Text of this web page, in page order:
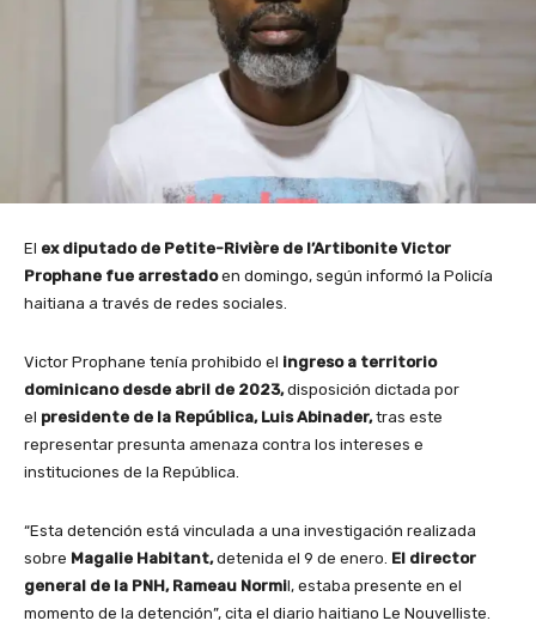
El ex diputado de Petite-Rivière de l’Artibonite Victor
Prophane fue arrestadoen domingo, según informó la Policía
haitiana a través de redes sociales.
Victor Prophane tenía prohibido el ingreso a territorio
dominicano desde abril de 2023,disposición dictada por
el presidente de la República, Luis Abinader,tras este
representar presunta amenaza contra los intereses e
instituciones de la República.
“Esta detención está vinculada a una investigación realizada
sobre Magalie Habitant,detenida el 9 de enero. El director
general de la PNH, Rameau Normil, estaba presente en el
momento de la detención”, cita el diario haitiano Le Nouvelliste.